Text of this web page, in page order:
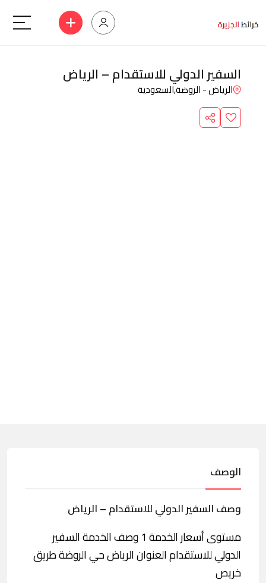
السفير الدولي للاستقدام – الرياض
الرياض - الروضة,السعودية
الوصف
وصف السفير الدولي للاستقدام – الرياض
مستوى أسعار الخدمة 1 وصف الخدمة السفير
الدولي للاستقدام العنوان الرياض حي الروضة طريق
خريص